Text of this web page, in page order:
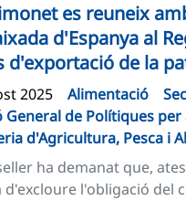
es reuneix
d'Espanya al
d'exportació de la
2025 Alimentació
General de Polítiques
d'Agricultura, Pesca i
ha demanat que,
d'excloure l'obligació del